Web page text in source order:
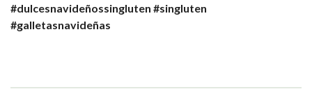
#dulcesnavideñossingluten #singluten
#galletasnavideñas